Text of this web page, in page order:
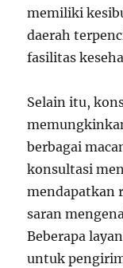
memiliki
daerah
fasilitas
Selain itu,
berbagai
konsultasi
mendapatkan
saran
Beberapa
untuk